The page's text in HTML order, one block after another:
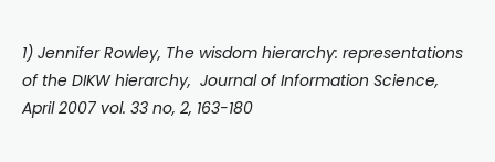
1) Jennifer Rowley, The wisdom hierarchy: representations
of the DIKW hierarchy, Journal of Information Science,
April 2007 vol. 33 no, 2, 163-180